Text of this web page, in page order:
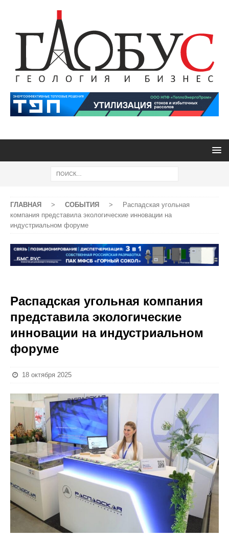
ГЛАВНАЯ > СОБЫТИЯ >
Распадская угольная
компания представила экологические инновации на
индустриальном форуме
Распадская угольная компания
представила экологические
инновации на индустриальном
форуме
18 октября 2025